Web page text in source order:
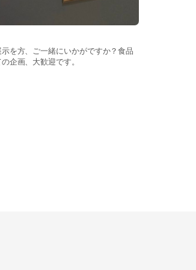
を方、ご一緒にいかがですか？食品
企画、大歓迎です。